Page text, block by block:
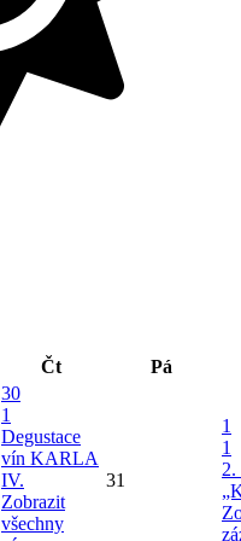
Čt Pá
30
1
Degustace
vín KARLA
IV.
Zobrazit
všechny
31
1
1
2.